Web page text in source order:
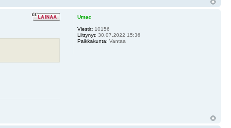
Umac
Viestit: 10156
Liittynyt: 30.07.2022 15:36
Paikkakunta: Vantaa